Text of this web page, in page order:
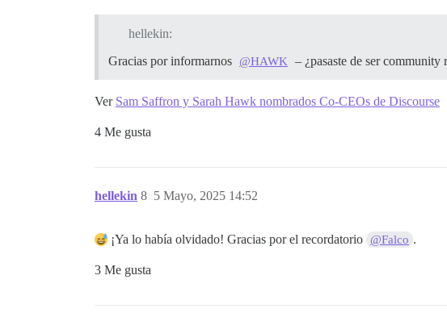
hellekin:
Gracias por informarnos @HAWK – ¿pasaste de ser
Ver Sam Saffron y Sarah Hawk nombrados Co-CEOs de Discourse
4 Me gusta
hellekin 5 Mayo, 2025 14:52
8
¡Ya lo había olvidado! Gracias por el recordatorio @Falco .
3 Me gusta